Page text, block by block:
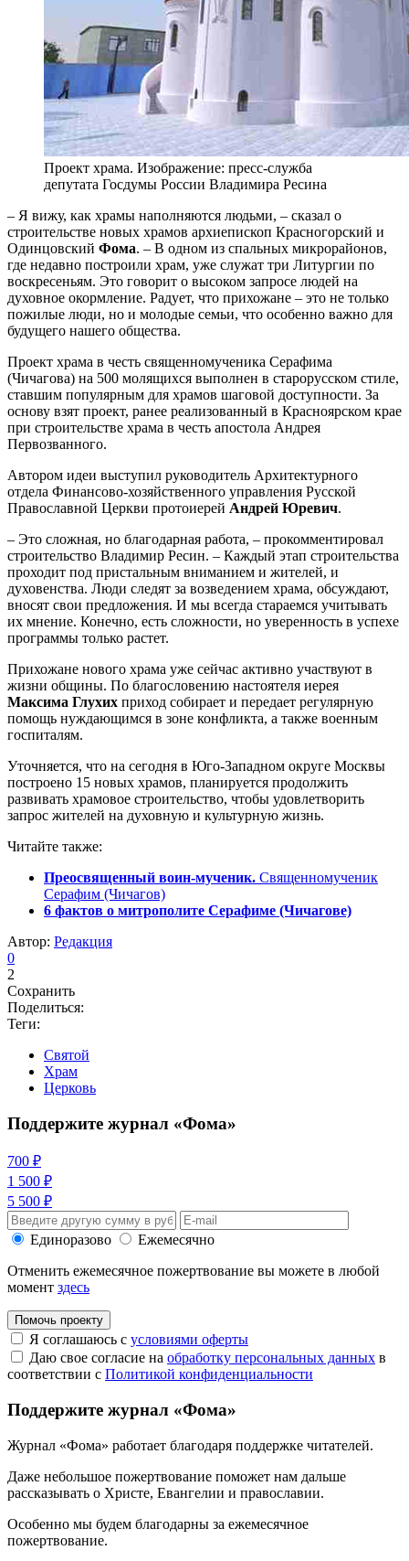
Проект храма. Изображение: пресс-служба
депутата Госдумы России Владимира Ресина
– Я вижу, как храмы наполняются людьми, – сказал о
строительстве новых храмов архиепископ Красногорский и
Одинцовский Фома. – В одном из спальных микрорайонов,
где недавно построили храм, уже служат три Литургии по
воскресеньям. Это говорит о высоком запросе людей на
духовное окормление. Радует, что прихожане – это не только
пожилые люди, но и молодые семьи, что особенно важно для
будущего нашего общества.
Проект храма в честь священномученика Серафима
(Чичагова) на 500 молящихся выполнен в старорусском стиле,
ставшим популярным для храмов шаговой доступности. За
основу взят проект, ранее реализованный в Красноярском крае
при строительстве храма в честь апостола Андрея
Первозванного.
Автором идеи выступил руководитель Архитектурного
отдела Финансово-хозяйственного управления Русской
Православной Церкви протоиерей Андрей Юревич.
– Это сложная, но благодарная работа, – прокомментировал
строительство Владимир Ресин. – Каждый этап строительства
проходит под пристальным вниманием и жителей, и
духовенства. Люди следят за возведением храма, обсуждают,
вносят свои предложения. И мы всегда стараемся учитывать
их мнение. Конечно, есть сложности, но уверенность в успехе
программы только растет.
Прихожане нового храма уже сейчас активно участвуют в
жизни общины. По благословению настоятеля иерея
Максима Глухих приход собирает и передает регулярную
помощь нуждающимся в зоне конфликта, а также военным
госпиталям.
Уточняется, что на сегодня в Юго-Западном округе Москвы
построено 15 новых храмов, планируется продолжить
развивать храмовое строительство, чтобы удовлетворить
запрос жителей на духовную и культурную жизнь.
Читайте также:
Преосвященный воин-мученик. Священномученик
Серафим (Чичагов)
6 фактов о митрополите Серафиме (Чичагове)
Автор: Редакция
0
2
Сохранить
Поделиться:
Теги:
Святой
Храм
Церковь
Поддержите журнал «Фома»
700 ₽
1 500 ₽
5 500 ₽
Единоразово
Ежемесячно
Отменить ежемесячное пожертвование вы можете в любой
момент здесь
Помочь проекту
Я соглашаюсь с условиями оферты
Даю свое согласие на обработку персональных данных в
соответствии с Политикой конфиденциальности
Поддержите журнал «Фома»
Журнал «Фома» работает благодаря поддержке читателей.
Даже небольшое пожертвование поможет нам дальше
рассказывать о Христе, Евангелии и православии.
Особенно мы будем благодарны за ежемесячное
пожертвование.